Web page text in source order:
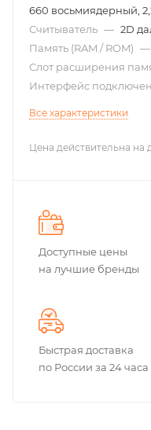
660 восьмиядерный,
Считыватель — 2D
Память (RAM / ROM) —
Слот расширения
Интерфейс
Все характеристики
Цена действительна на
Доступные цены
на лучшие бренды
Быстрая доставка
по России за 24 часа